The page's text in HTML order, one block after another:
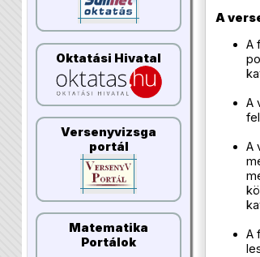
Oktatási Hivatal
Versenyvizsga
portál
Matematika
Portálok
A
A
A
A
A